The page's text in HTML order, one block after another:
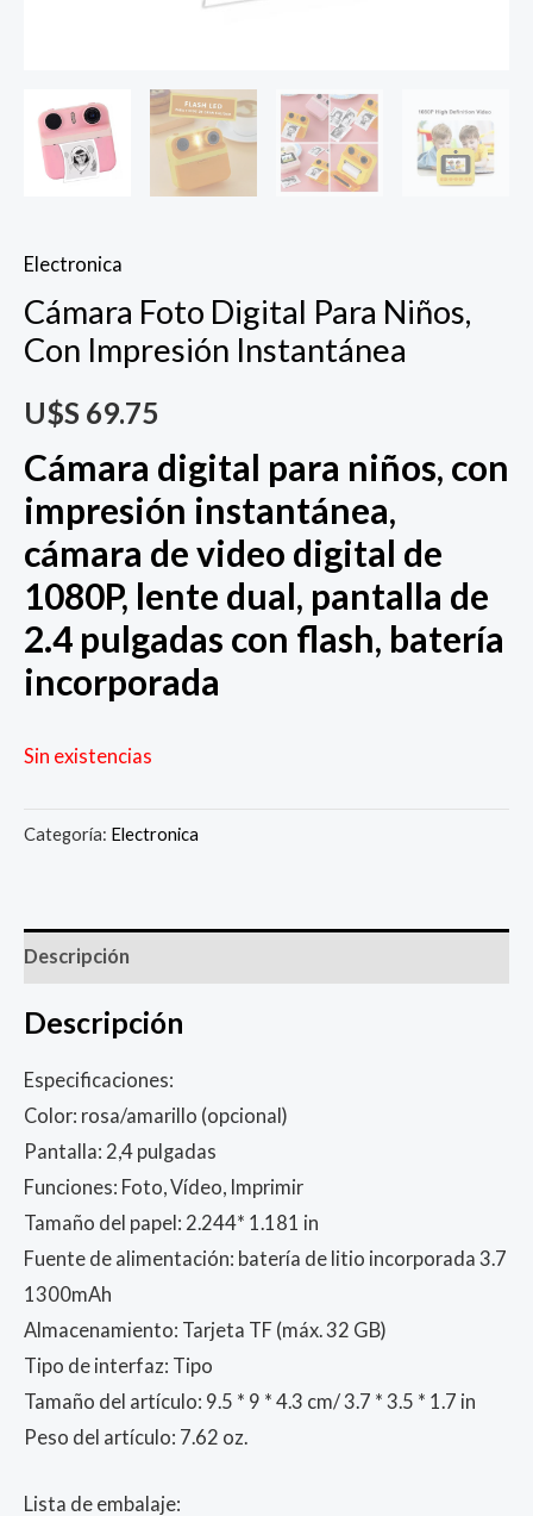
Electronica
Cámara Foto Digital Para Niños,
Con Impresión Instantánea
U$S 69.75
Cámara digital para niños, con
impresión instantánea,
cámara de video digital de
1080P, lente dual, pantalla de
2.4 pulgadas con flash, batería
incorporada
Sin existencias
Categoría: Electronica
Descripción
Descripción
Especificaciones:
Color: rosa/amarillo (opcional)
Pantalla: 2,4 pulgadas
Funciones: Foto, Vídeo, Imprimir
Tamaño del papel: 2.244* 1.181 in
Fuente de alimentación: batería de litio incorporada 3.7
1300mAh
Almacenamiento: Tarjeta TF (máx. 32 GB)
Tipo de interfaz: Tipo
Tamaño del artículo: 9.5 * 9 * 4.3 cm/ 3.7 * 3.5 * 1.7 in
Peso del artículo: 7.62 oz.
Lista de embalaje: